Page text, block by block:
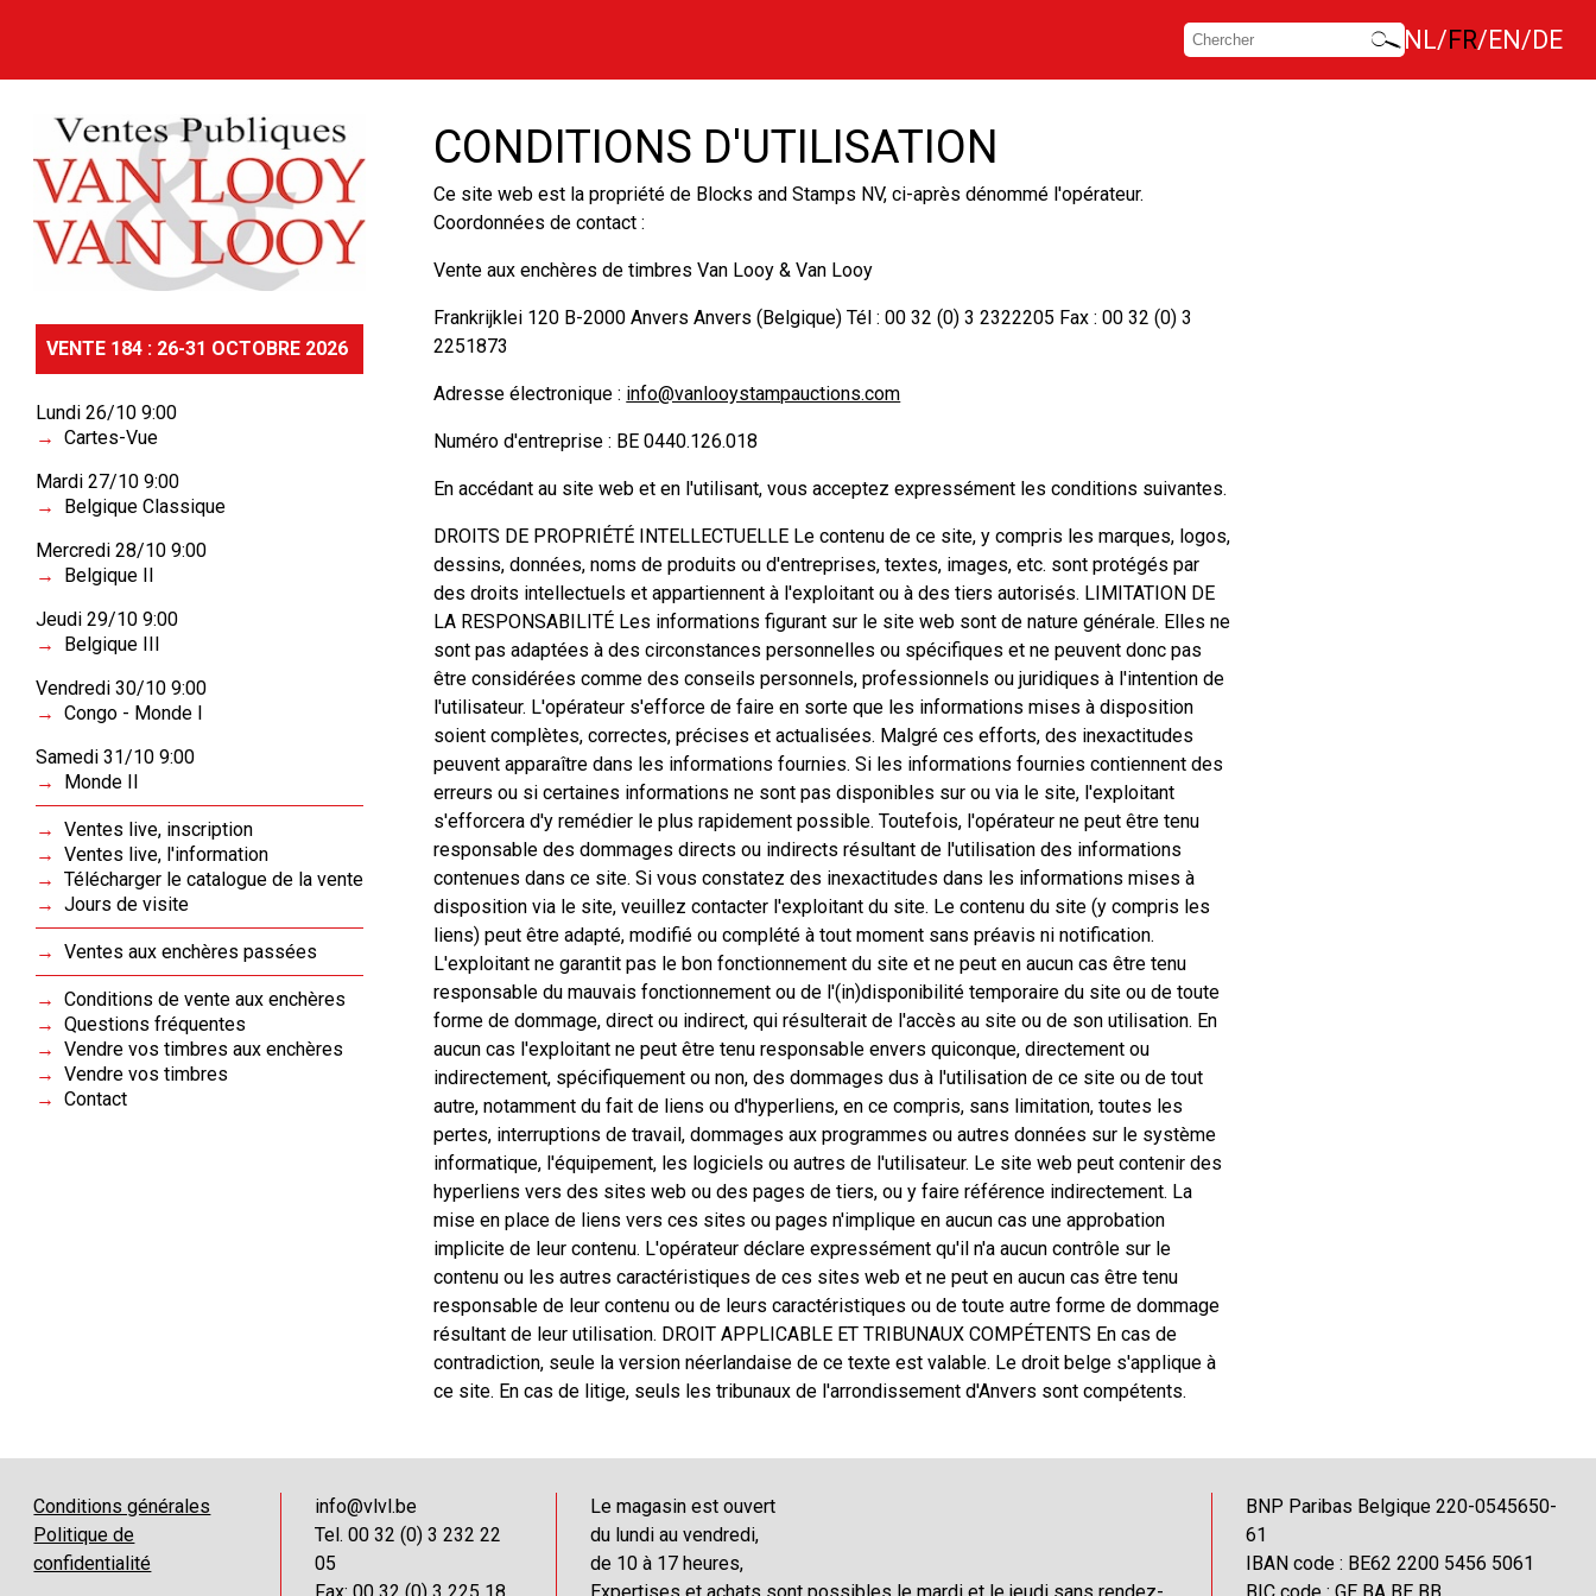
NL FR EN DE
VENTE 184 : 26-31 OCTOBRE 2026
Lundi 26/10 9:00
Cartes-Vue
Mardi 27/10 9:00
Belgique Classique
Mercredi 28/10 9:00
Belgique II
Jeudi 29/10 9:00
Belgique III
Vendredi 30/10 9:00
Congo - Monde I
Samedi 31/10 9:00
Monde II
Ventes live, inscription
Ventes live, l'information
Télécharger le catalogue de la vente
Jours de visite
Ventes aux enchères passées
Conditions de vente aux enchères
Questions fréquentes
Vendre vos timbres aux enchères
Vendre vos timbres
Contact
CONDITIONS D'UTILISATION
Ce site web est la propriété de Blocks and Stamps NV, ci-après dénommé l'opérateur.
Coordonnées de contact :
Vente aux enchères de timbres Van Looy & Van Looy
Frankrijklei 120 B-2000 Anvers Anvers (Belgique) Tél : 00 32 (0) 3 2322205 Fax : 00 32 (0) 3
2251873
Adresse électronique : info@vanlooystampauctions.com
Numéro d'entreprise : BE 0440.126.018
En accédant au site web et en l'utilisant, vous acceptez expressément les conditions suivantes.
DROITS DE PROPRIÉTÉ INTELLECTUELLE Le contenu de ce site, y compris les marques, logos,
dessins, données, noms de produits ou d'entreprises, textes, images, etc. sont protégés par
des droits intellectuels et appartiennent à l'exploitant ou à des tiers autorisés. LIMITATION DE
LA RESPONSABILITÉ Les informations figurant sur le site web sont de nature générale. Elles ne
sont pas adaptées à des circonstances personnelles ou spécifiques et ne peuvent donc pas
être considérées comme des conseils personnels, professionnels ou juridiques à l'intention de
l'utilisateur. L'opérateur s'efforce de faire en sorte que les informations mises à disposition
soient complètes, correctes, précises et actualisées. Malgré ces efforts, des inexactitudes
peuvent apparaître dans les informations fournies. Si les informations fournies contiennent des
erreurs ou si certaines informations ne sont pas disponibles sur ou via le site, l'exploitant
s'efforcera d'y remédier le plus rapidement possible. Toutefois, l'opérateur ne peut être tenu
responsable des dommages directs ou indirects résultant de l'utilisation des informations
contenues dans ce site. Si vous constatez des inexactitudes dans les informations mises à
disposition via le site, veuillez contacter l'exploitant du site. Le contenu du site (y compris les
liens) peut être adapté, modifié ou complété à tout moment sans préavis ni notification.
L'exploitant ne garantit pas le bon fonctionnement du site et ne peut en aucun cas être tenu
responsable du mauvais fonctionnement ou de l'(in)disponibilité temporaire du site ou de toute
forme de dommage, direct ou indirect, qui résulterait de l'accès au site ou de son utilisation. En
aucun cas l'exploitant ne peut être tenu responsable envers quiconque, directement ou
indirectement, spécifiquement ou non, des dommages dus à l'utilisation de ce site ou de tout
autre, notamment du fait de liens ou d'hyperliens, en ce compris, sans limitation, toutes les
pertes, interruptions de travail, dommages aux programmes ou autres données sur le système
informatique, l'équipement, les logiciels ou autres de l'utilisateur. Le site web peut contenir des
hyperliens vers des sites web ou des pages de tiers, ou y faire référence indirectement. La
mise en place de liens vers ces sites ou pages n'implique en aucun cas une approbation
implicite de leur contenu. L'opérateur déclare expressément qu'il n'a aucun contrôle sur le
contenu ou les autres caractéristiques de ces sites web et ne peut en aucun cas être tenu
responsable de leur contenu ou de leurs caractéristiques ou de toute autre forme de dommage
résultant de leur utilisation. DROIT APPLICABLE ET TRIBUNAUX COMPÉTENTS En cas de
contradiction, seule la version néerlandaise de ce texte est valable. Le droit belge s'applique à
ce site. En cas de litige, seuls les tribunaux de l'arrondissement d'Anvers sont compétents.
Conditions générales
Politique de
confidentialité
info@vlvl.be
Tel. 00 32 (0) 3 232 22
05
Fax: 00 32 (0) 3 225 18
Le magasin est ouvert
du lundi au vendredi,
de 10 à 17 heures,
Expertises et achats sont possibles le mardi et le jeudi sans rendez-
BNP Paribas Belgique 220-0545650-
61
IBAN code : BE62 2200 5456 5061
BIC code : GE BA BE BB